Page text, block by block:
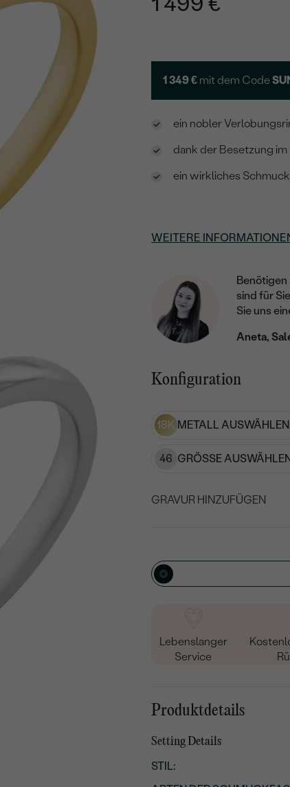
1 349 € mit dem Code
ein nobler
dank der Besetzung
ein wirkliches
WEITERE
Benötigen
sind für
Sie uns
Aneta,
Konfiguration
18K METALL
46 GRÖSSE
GRAVUR HINZUFÜGEN
Geben Sie Initialen/Text
15/ 15 ZEICHEN
Lebenslanger
Service
Produktdetails
Setting Details
STIL: